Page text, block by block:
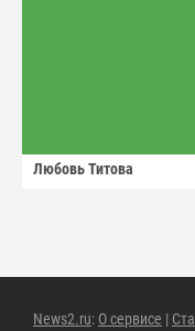
Любовь Титова
News2.ru: О сервисе |